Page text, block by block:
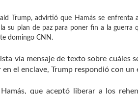
Trump, advirtió que Hamás se enfrenta
su plan de paz para poner fin a la guerra
domingo CNN.
vía mensaje de texto sobre cuáles
el enclave, Trump respondió con un
que aceptó liberar a los